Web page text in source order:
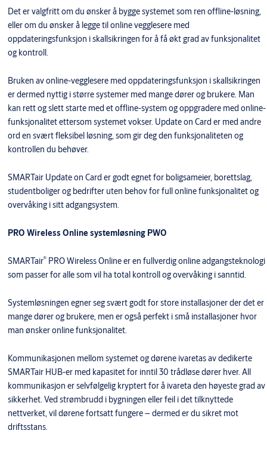
Det er valgfritt om du ønsker å bygge systemet som ren offline-løsning,
eller om du ønsker å legge til online vegglesere med
oppdateringsfunksjon i skallsikringen for å få økt grad av funksjonalitet
og kontroll.
Bruken av online-vegglesere med oppdateringsfunksjon i skallsikringen
er dermed nyttig i større systemer med mange dører og brukere. Man
kan rett og slett starte med et offline-system og oppgradere med online-
funksjonalitet ettersom systemet vokser. Update on Card er med andre
ord en svært fleksibel løsning, som gir deg den funksjonaliteten og
kontrollen du behøver.
SMARTair Update on Card er godt egnet for boligsameier, borettslag,
studentboliger og bedrifter uten behov for full online funksjonalitet og
overvåking i sitt adgangsystem.
PRO Wireless Online systemløsning PWO
SMARTair®PRO Wireless Online er en fullverdig online adgangsteknologi
som passer for alle som vil ha total kontroll og overvåking i sanntid.
Systemløsningen egner seg svært godt for store installasjoner der det er
mange dører og brukere, men er også perfekt i små installasjoner hvor
man ønsker online funksjonalitet.
Kommunikasjonen mellom systemet og dørene ivaretas av dedikerte
SMARTair HUB-er med kapasitet for inntil 30 trådløse dører hver. All
kommunikasjon er selvfølgelig kryptert for å ivareta den høyeste grad av
sikkerhet. Ved strømbrudd i bygningen eller feil i det tilknyttede
nettverket, vil dørene fortsatt fungere – dermed er du sikret mot
driftsstans.